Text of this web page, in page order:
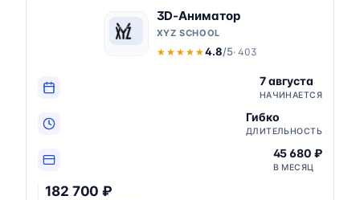
3D-Аниматор
XYZ SCHOOL
★★★★★
★★★★★ 4.8/5· 403
7 августа
НАЧИНАЕТСЯ
Гибко
ДЛИТЕЛЬНОСТЬ
45 680 ₽
В МЕСЯЦ
182 700 ₽